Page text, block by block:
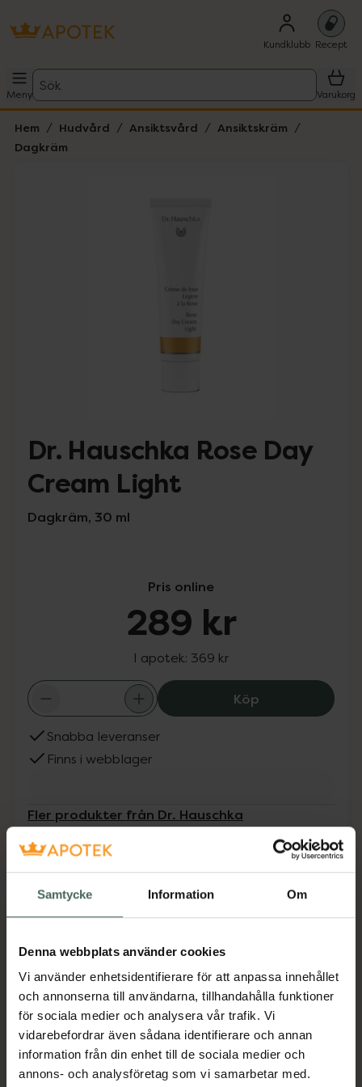
Samtycke Information Om
Denna webbplats använder cookies
Vi använder enhetsidentifierare för att anpassa innehållet
och annonserna till användarna, tillhandahålla funktioner
för sociala medier och analysera vår trafik. Vi
vidarebefordrar även sådana identifierare och annan
information från din enhet till de sociala medier och
annons- och analysföretag som vi samarbetar med.
Kundklubb Recept
Meny
Sök
Varukorg
Hem Hudvård Ansiktsvård
Ansiktskräm
Dagkräm
Dr. Hauschka Rose Day
Cream Light
Dagkräm, 30 ml
Pris online
289 kr
I apotek: 369 kr
KöpDr. Hauschka
Snabba leveranser
Finns i webblager
Fler produkter från Dr. Hauschka
påfrestningar och som ger huden en fin och
Jämförpris 12,30 kr/ml
EAN:04020829006713
Kategorier:
AnsiktskrämAnsiktsvård DagkrämHudvård